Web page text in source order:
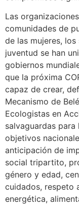
Las
comunidades de
de las mujeres,
juventud se han
gobiernos
que la próxima
capaz de crear,
Mecanismo de
Ecologistas en
salvaguardas
objetivos
anticipación de
social tripartito,
género y edad,
cuidados, respeto
energética,